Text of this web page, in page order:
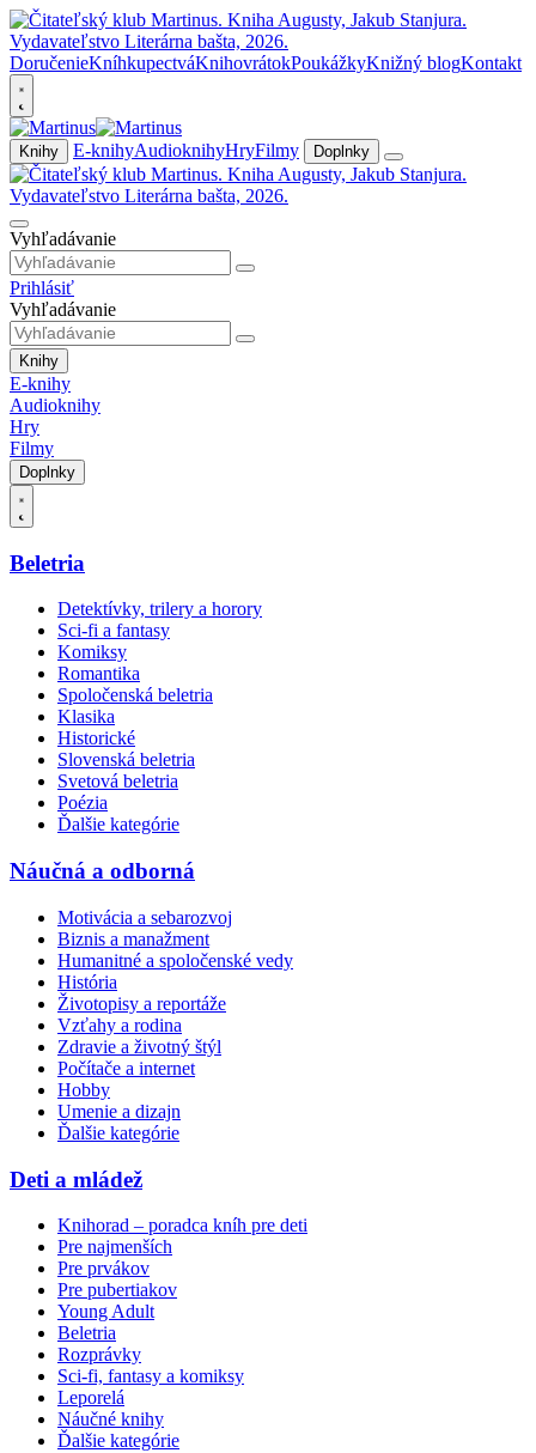
DoručenieKníhkupectváKnihovrátokPoukážkyKnižný blogKontakt
Knihy E-knihyAudioknihyHryFilmy Doplnky
Vyhľadávanie
Prihlásiť
Vyhľadávanie
Knihy
E-knihy
Audioknihy
Hry
Filmy
Doplnky
Beletria
Detektívky, trilery a horory
Sci-fi a fantasy
Komiksy
Romantika
Spoločenská beletria
Klasika
Historické
Slovenská beletria
Svetová beletria
Poézia
Ďalšie kategórie
Náučná a odborná
Motivácia a sebarozvoj
Biznis a manažment
Humanitné a spoločenské vedy
História
Životopisy a reportáže
Vzťahy a rodina
Zdravie a životný štýl
Počítače a internet
Hobby
Umenie a dizajn
Ďalšie kategórie
Deti a mládež
Knihorad – poradca kníh pre deti
Pre najmenších
Pre prvákov
Pre pubertiakov
Young Adult
Beletria
Rozprávky
Sci-fi, fantasy a komiksy
Leporelá
Náučné knihy
Ďalšie kategórie